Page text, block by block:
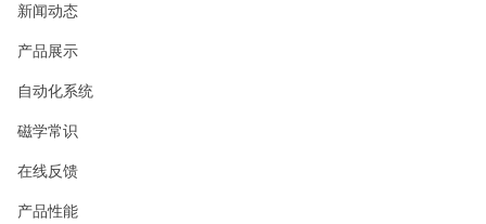
新闻动态
产品展示
自动化系统
磁学常识
在线反馈
产品性能